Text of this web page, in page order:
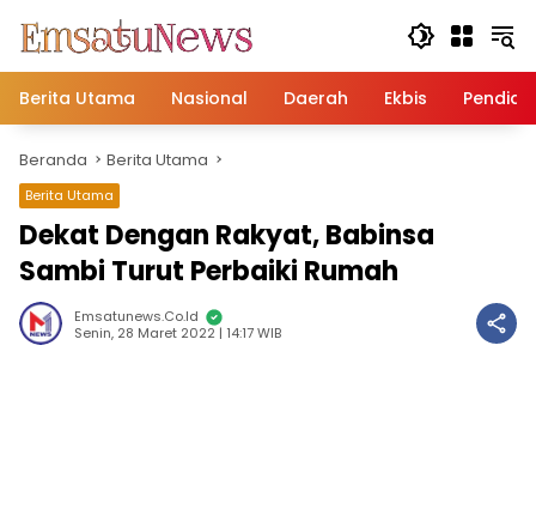
konten
Berita Utama
Nasional Daerah Ekbis
Beranda Berita Utama
Berita Utama
Dekat Dengan Rakyat, Babinsa
Sambi Turut Perbaiki Rumah
Emsatunews.co.id
Senin, 28 Maret 2022 | 14:17 WIB